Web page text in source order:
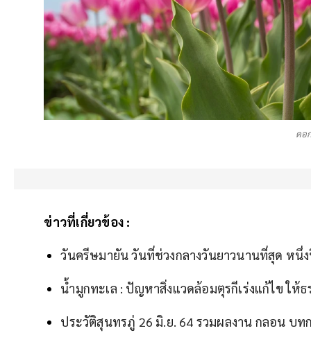
ดอ
ข่าวที่เกี่ยวข้อง :
วันครีษมายัน วันที่ช่วงกลางวันยาวนานที่สุด หนึ่
น้ำมูกทะเล : ปัญหาสิ่งแวดล้อมตุรกีเร่งแก้ไข ให้
ประวัติสุนทรภู่ 26 มิ.ย. 64 รวมผลงาน กลอน บท